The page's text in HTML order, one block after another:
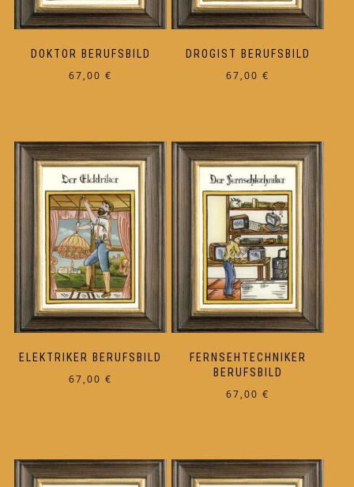
DOKTOR BERUFSBILD
67,00 €
DROGIST BERUFSBILD
67,00 €
ELEKTRIKER BERUFSBILD
67,00 €
FERNSEHTECHNIKER
BERUFSBILD
67,00 €